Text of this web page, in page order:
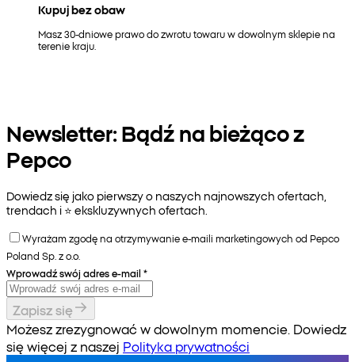
Kupuj bez obaw
Masz 30-dniowe prawo do zwrotu towaru w dowolnym sklepie na
terenie kraju.
Newsletter: Bądź na bieżąco z
Pepco
Dowiedz się jako pierwszy o naszych najnowszych ofertach,
trendach i ⭐️ ekskluzywnych ofertach.
Wyrażam zgodę na otrzymywanie e-maili marketingowych od Pepco
Poland Sp. z o.o.
Wprowadź swój adres e-mail *
Zapisz się
Możesz zrezygnować w dowolnym momencie. Dowiedz
się więcej z naszej Polityka prywatności